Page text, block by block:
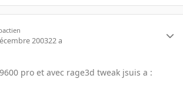
200322 a
pro et avec rage3d tweak jsuis a :